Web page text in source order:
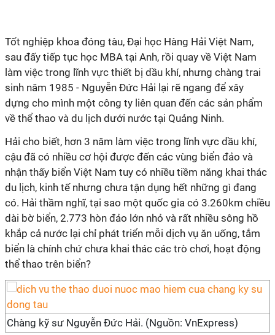
Tốt nghiệp khoa đóng tàu, Đại học Hàng Hải Việt Nam,
sau đấy tiếp tục học MBA tại Anh, rồi quay về Việt Nam
làm việc trong lĩnh vực thiết bị dầu khí, nhưng chàng trai
sinh năm 1985 - Nguyễn Đức Hải lại rẽ ngang để xây
dựng cho mình một công ty liên quan đến các sản phẩm
về thể thao và du lịch dưới nước tại Quảng Ninh.
Hải cho biết, hơn 3 năm làm việc trong lĩnh vực dầu khí,
cậu đã có nhiều cơ hội được đến các vùng biển đảo và
nhận thấy biển Việt Nam tuy có nhiều tiềm năng khai thác
du lịch, kinh tế nhưng chưa tận dụng hết những gì đang
có. Hải thầm nghĩ, tại sao một quốc gia có 3.260km chiều
dài bờ biển, 2.773 hòn đảo lớn nhỏ và rất nhiều sông hồ
khắp cả nước lại chỉ phát triển mỗi dịch vụ ăn uống, tắm
biển là chính chứ chưa khai thác các trò chơi, hoạt động
thể thao trên biển?
Chàng kỹ sư Nguyễn Đức Hải. (Nguồn: VnExpress)